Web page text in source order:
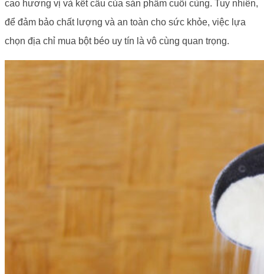
cao hương vị và kết cấu của sản phẩm cuối cùng. Tuy nhiên,
để đảm bảo chất lượng và an toàn cho sức khỏe, việc lựa
chọn địa chỉ mua bột béo uy tín là vô cùng quan trọng.